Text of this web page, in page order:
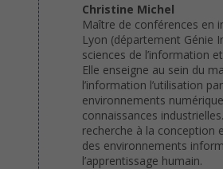
Christine Michel
Maître de conférences en
Lyon (département Génie
sciences de l’information
Elle enseigne au sein du
l’information l’utilisation
environnements
connaissances
recherche à la conception
des environnements
l’apprentissage humain.